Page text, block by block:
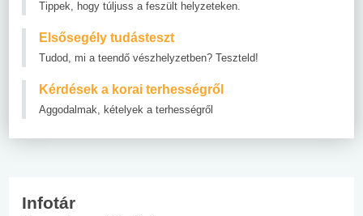
Tippek, hogy túljuss a feszült helyzeteken.
Elsősegély tudásteszt
Tudod, mi a teendő vészhelyzetben? Teszteld!
Kérdések a korai terhességről
Aggodalmak, kételyek a terhességről
Infotár